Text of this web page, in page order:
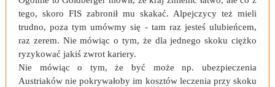
tego, skoro FIS zabronił mu skakać. Alpejczycy też mieli
trudno, poza tym umówmy się - tam raz jesteś ulubieńcem,
raz zerem. Nie mówiąc o tym, że dla jednego skoku ciężko
ryzykować jakiś zwrot kariery.
Nie mówiąc o tym, że być może np. ubezpieczenia
Austriaków nie pokrywałoby im kosztów leczenia przy skoku